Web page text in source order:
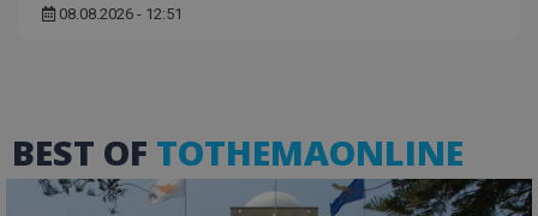
08.08.2026 - 12:51
BEST OF TOTHEMAONLINE